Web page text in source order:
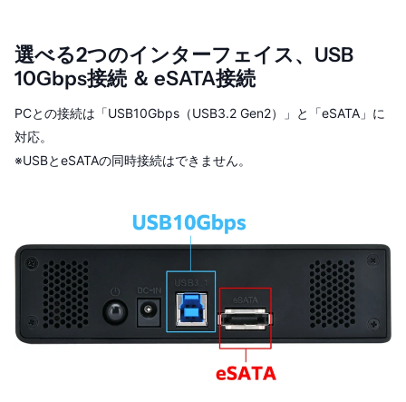
選べる2つのインターフェイス、USB
10Gbps接続 ＆ eSATA接続
PCとの接続は「USB10Gbps（USB3.2 Gen2）」と「eSATA」に
対応。
※USBとeSATAの同時接続はできません。